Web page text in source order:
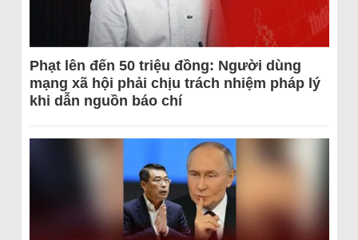
Phạt lên đến 50 triệu đồng: Người dùng
mạng xã hội phải chịu trách nhiệm pháp lý
khi dẫn nguồn báo chí